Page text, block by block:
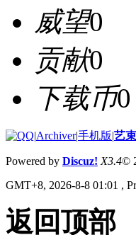
威望0
贡献0
下载币0
|Archiver|手机版|艺
Powered by Discuz! X3.4©
GMT+8, 2026-8-8 01:01 ,
返回顶部